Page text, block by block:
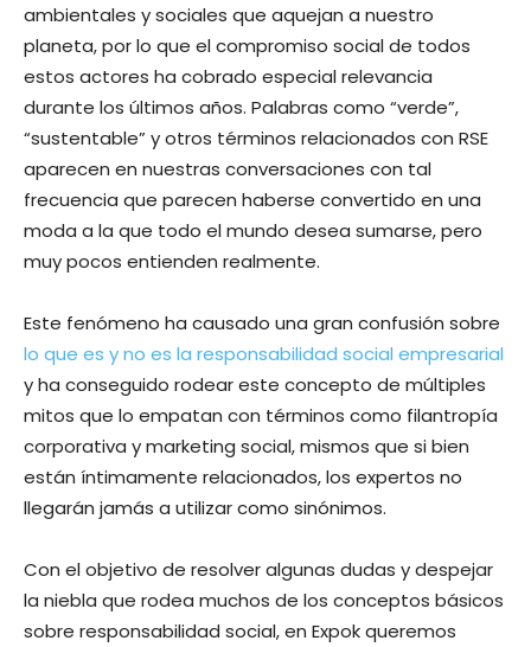
ambientales y sociales que aquejan a nuestro
planeta, por lo que el compromiso social de todos
estos actores ha cobrado especial relevancia
durante los últimos años. Palabras como “verde”,
“sustentable” y otros términos relacionados con RSE
aparecen en nuestras conversaciones con tal
frecuencia que parecen haberse convertido en una
moda a la que todo el mundo desea sumarse, pero
muy pocos entienden realmente.
Este fenómeno ha causado una gran confusión sobre
lo que es y no es la responsabilidad social empresarial
y ha conseguido rodear este concepto de múltiples
mitos que lo empatan con términos como filantropía
corporativa y marketing social, mismos que si bien
están íntimamente relacionados, los expertos no
llegarán jamás a utilizar como sinónimos.
Con el objetivo de resolver algunas dudas y despejar
la niebla que rodea muchos de los conceptos básicos
sobre responsabilidad social, en Expok queremos